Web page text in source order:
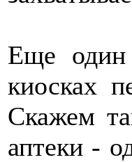
Еще один
киосках
Скажем
аптеки -